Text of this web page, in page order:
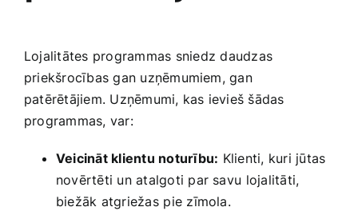
Lojalitātes programmas⁢ sniedz daudzas
priekšrocības‍ gan uzņēmumiem, gan
patērētājiem. Uzņēmumi, kas ievieš šādas
programmas, ‌var:
Veicināt klientu​ noturību: ⁣Klienti, kuri jūtas
novērtēti un​ atalgoti par savu⁢ lojalitāti,
biežāk atgriežas⁣ pie zīmola.